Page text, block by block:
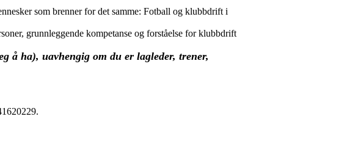
som brenner for det samme: Fotball og klubbdrift i
grunnleggende kompetanse og forståelse for klubbdrift
å ha), uavhengig om du er lagleder, trener,